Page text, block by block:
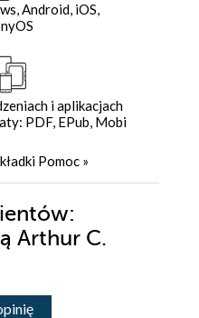
Android, iOS,
i aplikacjach
PDF, EPub, Mobi
Pomoc »
Arthur C.